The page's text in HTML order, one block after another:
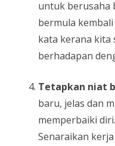
untuk berusaha
bermula
kata kerana kita
berhadapan
Tetapkan niat
baru, jelas dan
memperbaiki
Senaraikan